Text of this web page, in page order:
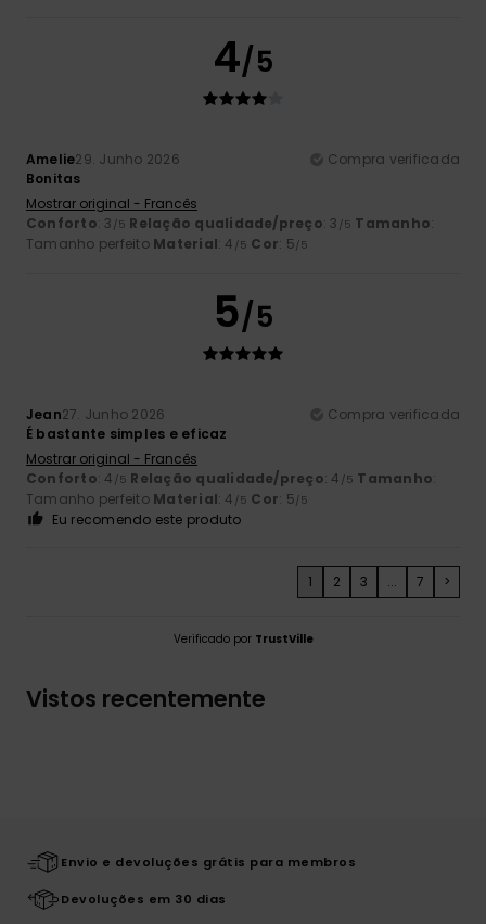
4/5
Amelie29. Junho 2026
Compra verificada
Bonitas
Mostrar original - Francês
Conforto: 3 /5 Relação qualidade/preço: 3 /5 Tamanho:
Tamanho perfeito Material: 4 /5 Cor: 5 /5
5/5
Jean27. Junho 2026
Compra verificada
É bastante simples e eficaz
Mostrar original - Francês
Conforto: 4 /5 Relação qualidade/preço: 4 /5 Tamanho:
Tamanho perfeito Material: 4 /5 Cor: 5 /5
Eu recomendo este produto
1 2 3 ... 7 >
Verificado por TrustVille
Vistos recentemente
Envio e devoluções grátis para membros
Devoluções em 30 dias